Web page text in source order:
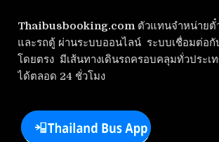
Thaibusbooking.com ตัวแทนจำหน่ายตั๋
และรถตู้ ผ่านระบบออนไลน์ ระบบเชื่อมต่อกั
โดยตรง มีเส้นทางเดินรถครอบคลุมทั่วประเ
ได้ตลอด 24 ชั่วโมง